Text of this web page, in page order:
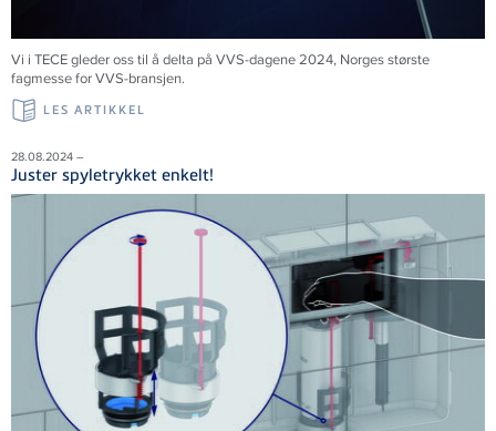
Vi i TECEgleder oss til å delta på VVS-dagene 2024, Norges største
fagmesse for VVS-bransjen.
LES ARTIKKEL
28.08.2024 –
Juster spyletrykket enkelt!